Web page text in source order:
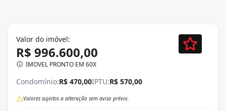
Valor do imóvel:
R$ 996.600,00
IMOVEL PRONTO EM 60X
Condomínio:R$ 470,00IPTU:R$ 570,00
Valores sujeitos a alteração sem aviso prévio.